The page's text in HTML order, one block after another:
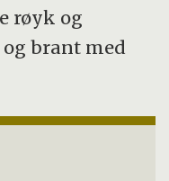
røyk og
brant med